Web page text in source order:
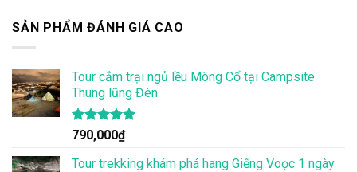
SẢN PHẨM ĐÁNH GIÁ CAO
Tour cắm trại ngủ lều Mông Cổ tại Campsite
Thung lũng Đèn
Được xếp
hạng
5.00
5 sao
790,000₫
Tour trekking khám phá hang Giếng Voọc 1 ngày